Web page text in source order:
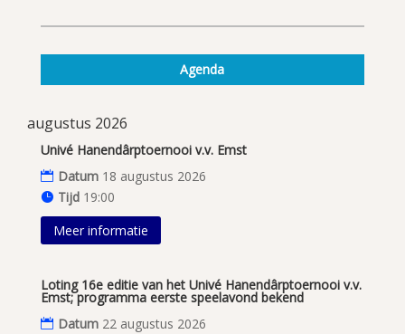
Agenda
augustus 2026
Univé Hanendârptoernooi v.v. Emst
Datum 18 augustus 2026
Tijd 19:00
Meer informatie
Loting 16e editie van het Univé Hanendârptoernooi v.v.
Emst; programma eerste speelavond bekend
Datum 22 augustus 2026